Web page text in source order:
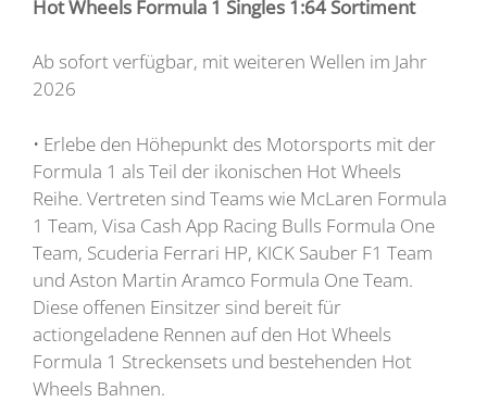
Hot Wheels Formula 1 Singles 1:64 Sortiment
Ab sofort verfügbar, mit weiteren Wellen im Jahr
2026
• Erlebe den Höhepunkt des Motorsports mit der
Formula 1 als Teil der ikonischen Hot Wheels
Reihe. Vertreten sind Teams wie McLaren Formula
1 Team, Visa Cash App Racing Bulls Formula One
Team, Scuderia Ferrari HP, KICK Sauber F1 Team
und Aston Martin Aramco Formula One Team.
Diese offenen Einsitzer sind bereit für
actiongeladene Rennen auf den Hot Wheels
Formula 1 Streckensets und bestehenden Hot
Wheels Bahnen.